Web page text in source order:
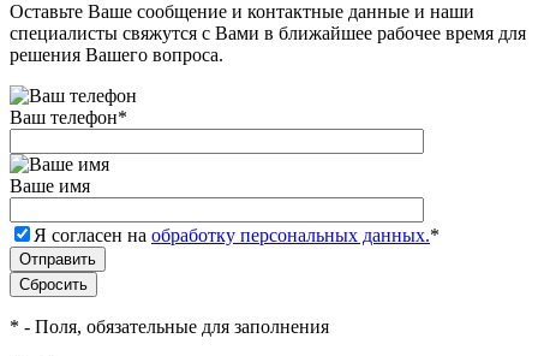
Оставьте Ваше сообщение и контактные данные и наши
специалисты свяжутся с Вами в ближайшее рабочее время для
решения Вашего вопроса.
Ваш телефон*
Ваше имя
Я согласен на обработку персональных данных.*
* - Поля, обязательные для заполнения